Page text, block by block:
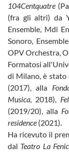
104Centquatre
(fra gli altri) da
Ensemble, Mdi
Sonoro,
OPV Orchestra,
Formatosi
di Milano, è stato
(2017), alla
Musica, 2018),
(2019/20), alla
residence (2021).
Ha ricevuto il
dal Teatro La